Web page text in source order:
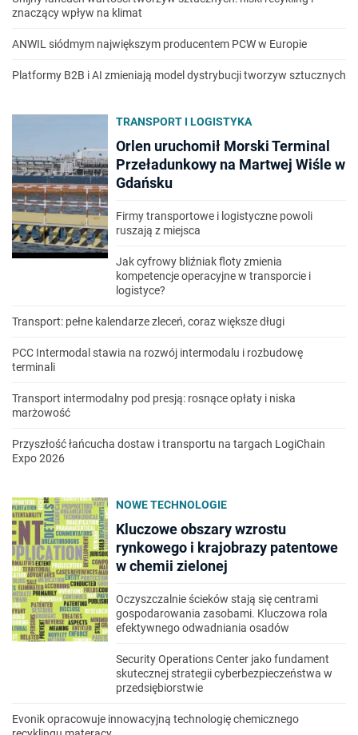
znaczący wpływ na klimat
ANWIL siódmym największym producentem PCW w Europie
Platformy B2B i AI zmieniają model dystrybucji tworzyw sztucznych
TRANSPORT I LOGISTYKA
Orlen uruchomił Morski Terminal
Przeładunkowy na Martwej Wiśle w
Gdańsku
Firmy transportowe i logistyczne powoli
ruszają z miejsca
Jak cyfrowy bliźniak floty zmienia
kompetencje operacyjne w transporcie i
logistyce?
Transport: pełne kalendarze zleceń, coraz większe długi
PCC Intermodal stawia na rozwój intermodalu i rozbudowę
terminali
Transport intermodalny pod presją: rosnące opłaty i niska
marżowość
Przyszłość łańcucha dostaw i transportu na targach LogiChain
Expo 2026
NOWE TECHNOLOGIE
Kluczowe obszary wzrostu
rynkowego i krajobrazy patentowe
w chemii zielonej
Oczyszczalnie ścieków stają się centrami
gospodarowania zasobami. Kluczowa rola
efektywnego odwadniania osadów
Security Operations Center jako fundament
skutecznej strategii cyberbezpieczeństwa w
przedsiębiorstwie
Evonik opracowuje innowacyjną technologię chemicznego